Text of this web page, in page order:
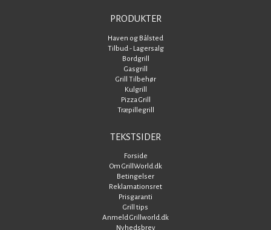
PRODUKTER
Haven og Bålsted
Tilbud - Lagersalg
Bordgrill
Gasgrill
Grill Tilbehør
Kulgrill
Pizza Grill
Træpillegrill
TEKSTSIDER
Forside
Om GrillWorld.dk
Betingelser
Reklamationsret
Prisgaranti
Grill tips
Anmeld Grillworld.dk
Nyhedsbrev